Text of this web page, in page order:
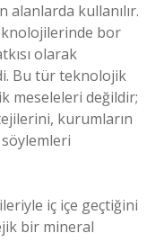
alanlarda kullanılır.
bor
olarak
Bu tür teknolojik
meseleleri değildir;
kurumların
iç içe geçtiğini
bir mineral